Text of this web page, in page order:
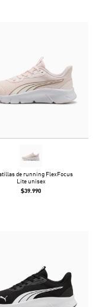
de running FlexFocus
Lite unisex
$39.990